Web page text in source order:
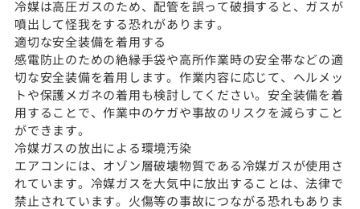
冷媒は高圧ガスのため、配管を誤って破損すると、ガスが
噴出して怪我をする恐れがあります。
適切な安全装備を着用する
感電防止のための絶縁手袋や高所作業時の安全帯などの適
切な安全装備を着用します。作業内容に応じて、ヘルメッ
トや保護メガネの着用も検討してください。安全装備を着
用することで、作業中のケガや事故のリスクを減らすこと
ができます。
冷媒ガスの放出による環境汚染
エアコンには、オゾン層破壊物質である冷媒ガスが使用さ
れています。冷媒ガスを大気中に放出することは、法律で
禁止されています。火傷等の事故につながる恐れもありま